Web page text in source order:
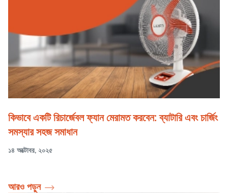
কিভাবে একটি রিচার্জেবল ফ্যান মেরামত করবেন: ব্যাটারি এবং চার্জিং
সমস্যার সহজ সমাধান
১৪ অক্টোবর, ২০২৫
আরও পড়ুন